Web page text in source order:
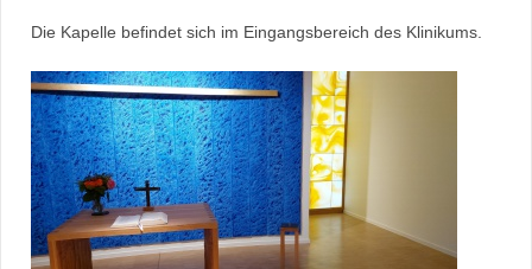
Die Kapelle befindet sich im Eingangsbereich des Klinikums.